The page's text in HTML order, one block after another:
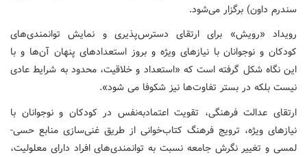
سندرم داون) برگزار می‌شود.
رویداد «رویش» برای ارتقای دسترس‌پذیری و نمایش توانمندی‌های
کودکان و نوجوانان با نیازهای ویژه و بروز استعدادهای پنهان آن‌ها و با
این نگاه شکل گرفته است که «استعداد و خلاقیت، محدود به شرایط عادی
نیست بلکه در بستر تفاوت‌ها نیز شکوفا می شود».
ارتقای عدالت فرهنگی، تقویت اعتمادبه‌نفس در کودکان و نوجوانان با
نیازهای ویژه، ترویج فرهنگ کتاب‌خوانی از طریق غنی‌سازی منابع حسی-
لمسی و تغییر نگرش جامعه نسبت به توانمندی‌های افراد دارای معلولیت،